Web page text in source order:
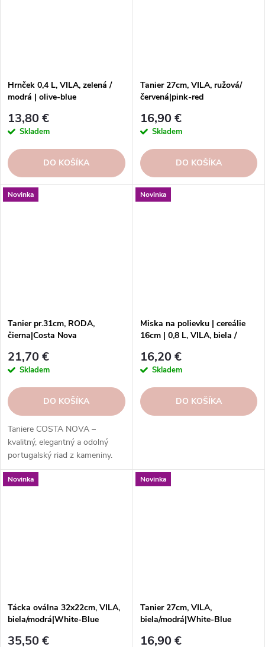
Hrnček 0,4 L, VILA, zelená /
modrá | olive-blue
13,80 €
Skladem
DO KOŠÍKA
Tanier 27cm, VILA, ružová/
červená|pink-red
16,90 €
Skladem
DO KOŠÍKA
Novinka
Tanier pr.31cm, RODA,
čierna|Costa Nova
21,70 €
Skladem
DO KOŠÍKA
Taniere COSTA NOVA –
kvalitný, elegantný a odolný
portugalský riad z kameniny.
Široká ponuka kolekcií, tvarov,
farieb a funkcií. Objednajte si v
Novinka
Miska na polievku | cereálie
16cm | 0,8 L, VILA, biela /
16,20 €
Skladem
DO KOŠÍKA
Novinka
Tácka oválna 32x22cm, VILA,
biela/modrá|White-Blue
35,50 €
Novinka
Tanier 27cm, VILA,
biela/modrá|White-Blue
16,90 €